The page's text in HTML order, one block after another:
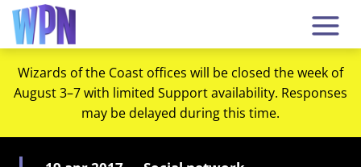
Wizards of the Coast offices will be closed the week of
August 3–7 with limited Support availability. Responses
may be delayed during this time.